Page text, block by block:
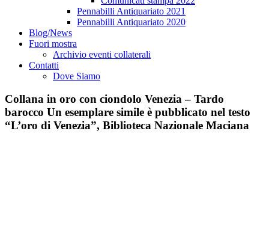
Pennabilli Antiquariato 2021
Pennabilli Antiquariato 2020
Blog/News
Fuori mostra
Archivio eventi collaterali
Contatti
Dove Siamo
Collana in oro con ciondolo Venezia – Tardo
barocco Un esemplare simile è pubblicato nel testo
“L’oro di Venezia”, Biblioteca Nazionale Maciana